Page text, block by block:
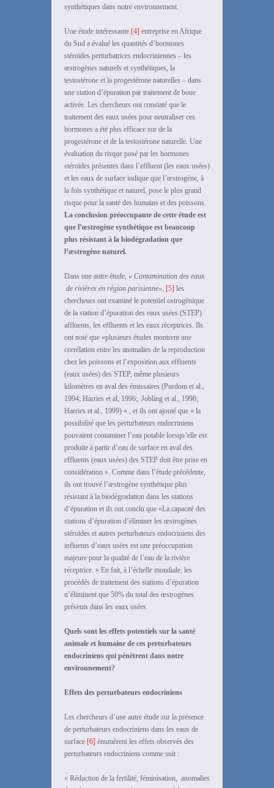
synthétiques dans notre environnement.
Une étude intéressante [4] entreprise en Afrique
du Sud a évalué les quantités d’hormones
stéroïdes perturbatrices endocriniennes – les
œstrogènes naturels et synthétiques, la
testostérone et la progestérone naturelles – dans
une station d’épuration par traitement de boue
activée. Les chercheurs ont constaté que le
traitement des eaux usées pour neutraliser ces
hormones a été plus efficace sur de la
progestérone et de la testostérone naturelle. Une
évaluation du risque posé par les hormones
stéroïdes présentes dans l’effluent (les eaux usées)
et les eaux de surface indique que l’œstrogène, à
la fois synthétique et naturel, pose le plus grand
risque pour la santé des humains et des poissons.
La conclusion préoccupante de cette étude est
que l’œstrogène synthétique est beaucoup
plus résistant à la biodégradation que
l’œstrogène naturel.
Dans une autre étude, « Contamination des eaux
de rivières en région parisienne», [5] les
chercheurs ont examiné le potentiel ostrogénique
de la station d’épuration des eaux usées (STEP)
affluents, les effluents et les eaux réceptrices. Ils
ont noté que «plusieurs études montrent une
corrélation entre les anomalies de la reproduction
chez les poissons et l’exposition aux effluents
(eaux usées) des STEP, même plusieurs
kilomètres en aval des émissaires (Purdom et al.,
1994; Harries et al, 1996;. Jobling et al., 1998;
Harries et al., 1999) « , et ils ont ajouté que « la
possibilité que les perturbateurs endocriniens
pouvaient contaminer l’eau potable lorsqu’elle est
produite à partir d’eau de surface en aval des
effluents (eaux usées) des STEP doit être prise en
considération ». Comme dans l’étude précédente,
ils ont trouvé l’œstrogène synthétique plus
résistant à la biodégradation dans les stations
d’épuration et ils ont conclu que «La capacité des
stations d’épuration d’éliminer les œstrogènes
stéroïdes et autres perturbateurs endocriniens des
influents d’eaux usées est une préoccupation
majeure pour la qualité de l’eau de la rivière
réceptrice. » En fait, à l’échelle mondiale, les
procédés de traitement des stations d’épuration
n’éliminent que 50% du total des œstrogènes
présents dans les eaux usées.
Quels sont les effets potentiels sur la santé
animale et humaine de ces perturbateurs
endocriniens qui pénètrent dans notre
environnement?
Effets des perturbateurs endocriniens
Les chercheurs d’une autre étude sur la présence
de perturbateurs endocriniens dans les eaux de
surface [6] énumèrent les effets observés des
perturbateurs endocriniens comme suit :
« Réduction de la fertilité, féminisation, anomalies